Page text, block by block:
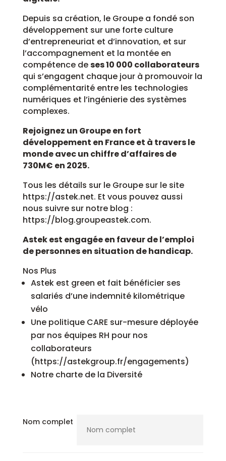
Depuis sa création, le Groupe a fondé son
développement sur une forte culture
d’entrepreneuriat et d’innovation, et sur
l’accompagnement et la montée en
compétence deses 10 000 collaborateurs
qui s’engagent chaque jour à promouvoir la
complémentarité entre les technologies
numériques et l’ingénierie des systèmes
complexes.
Rejoignez un Groupe en fort
développement en France et à travers le
monde avec un chiffre d’affaires de
730M€ en 2025.
Tous les détails sur le Groupe sur le site
https://astek.net. Et vous pouvez aussi
nous suivre sur notre blog :
https://blog.groupeastek.com.
Astek est engagée en faveur de l’emploi
de personnes en situation de handicap.
Nos Plus
Astek est green et fait bénéficier ses
salariés d’une indemnité kilométrique
vélo
Une politique CARE sur-mesure déployée
par nos équipes RH pour nos
collaborateurs
(https://astekgroup.fr/engagements)
Notre charte de la Diversité
Nom complet